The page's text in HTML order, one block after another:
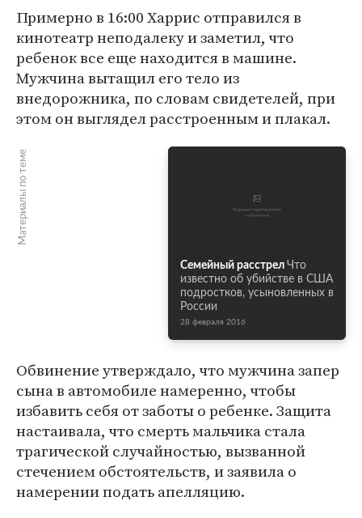
Примерно в 16:00 Харрис отправился в
кинотеатр неподалеку и заметил, что
ребенок все еще находится в машине.
Мужчина вытащил его тело из
внедорожника, по словам свидетелей, при
этом он выглядел расстроенным и плакал.
Материалы по теме
Семейный расстрел Что
известно об убийстве в США
подростков, усыновленных в
России
28 февраля 2016
Обвинение утверждало, что мужчина запер
сына в автомобиле намеренно, чтобы
избавить себя от заботы о ребенке. Защита
настаивала, что смерть мальчика стала
трагической случайностью, вызванной
стечением обстоятельств, и заявила о
намерении подать апелляцию.